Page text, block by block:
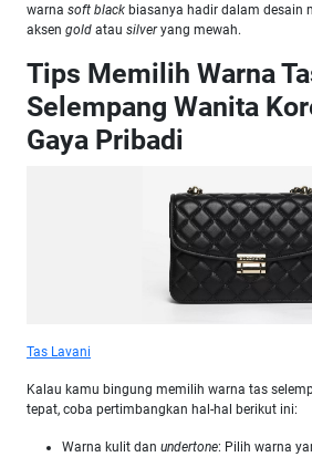
warna soft black biasanya hadir dalam desain
aksen gold atau silveryang mewah.
Tips Memilih Warna
Selempang Wanita
Gaya Pribadi
Tas Lavani
Kalau kamu bingung memilih warna tas
tepat, coba pertimbangkan hal-hal berikut ini:
Warna kulit dan undertone: Pilih warna